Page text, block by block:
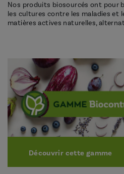
Nos produits biosourcés ont pour
les cultures contre les maladies et
matières actives naturelles,
Découvrir cette gamme